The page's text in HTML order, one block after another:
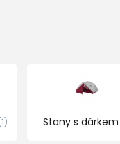
1 Stany s dárkem